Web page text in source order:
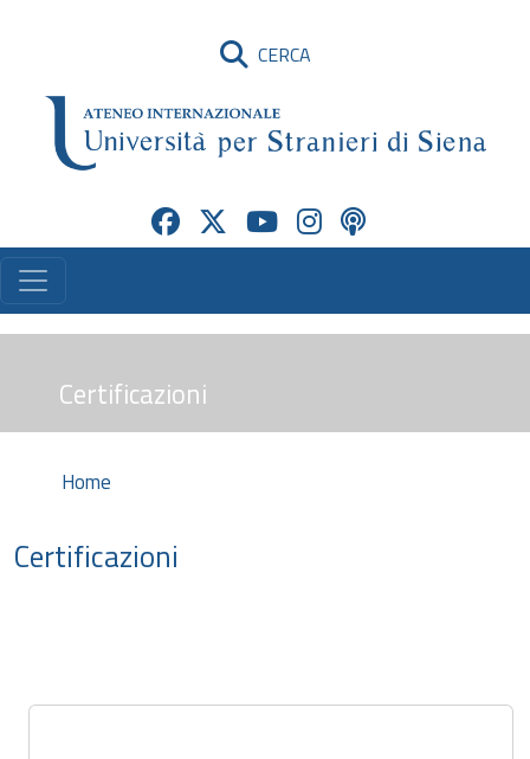
CERCA
Certificazioni
Home
Certificazioni